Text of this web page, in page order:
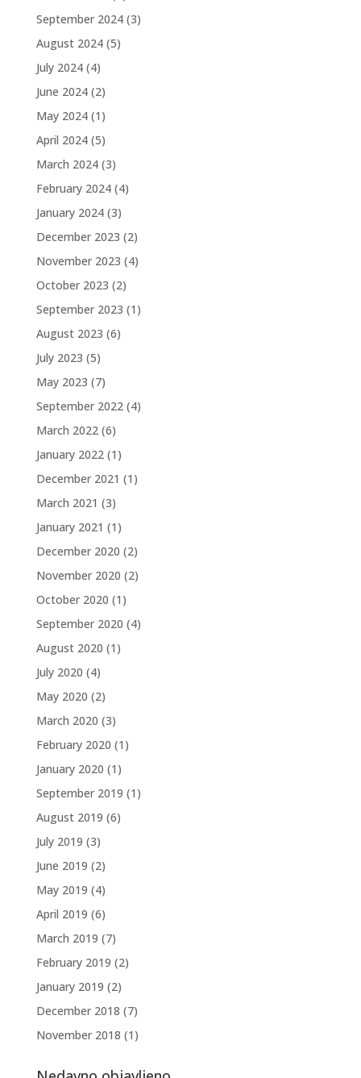
September 2024(3)
August 2024(5)
July 2024(4)
June 2024(2)
May 2024(1)
April 2024(5)
March 2024(3)
February 2024(4)
January 2024(3)
December 2023 (2)
November 2023 (4)
October 2023 (2)
September 2023 (1)
August 2023 (6)
July 2023 (5)
May 2023 (7)
September 2022(4)
March 2022(6)
January 2022(1)
December 2021 (1)
March 2021 (3)
January 2021 (1)
December 2020 (2)
November 2020 (2)
October 2020 (1)
September 2020 (4)
August 2020 (1)
July 2020 (4)
May 2020 (2)
March 2020 (3)
February 2020 (1)
January 2020 (1)
September 2019 (1)
August 2019 (6)
July 2019 (3)
June 2019 (2)
May 2019 (4)
April 2019 (6)
March 2019 (7)
February 2019 (2)
January 2019 (2)
December 2018 (7)
November 2018 (1)